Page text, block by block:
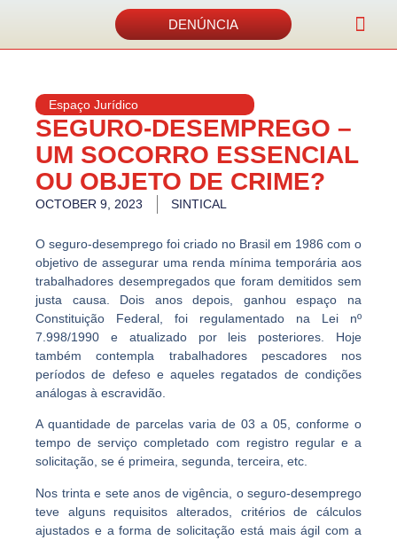
DENÚNCIA
Espaço Jurídico
SEGURO-DESEMPREGO –
UM SOCORRO ESSENCIAL
OU OBJETO DE CRIME?
OCTOBER 9, 2023 SINTICAL
O seguro-desemprego foi criado no Brasil em 1986 com o
objetivo de assegurar uma renda mínima temporária aos
trabalhadores desempregadosque foram demitidos sem
justa causa. Dois anos depois, ganhou espaço na
Constituição Federal, foi regulamentado na Lei nº
7.998/1990 e atualizado por leis posteriores. Hoje
também contempla trabalhadores pescadores nos
períodos de defeso e aqueles regatados de condições
análogas à escravidão.
A quantidade de parcelas varia de 03 a 05, conforme o
tempo de serviço completado com registro regular e a
solicitação, se é primeira, segunda, terceira, etc.
Nos trinta e sete anos de vigência, o seguro-desemprego
teve alguns requisitos alterados, critérios de cálculos
ajustados e a forma de solicitação está mais ágil com a